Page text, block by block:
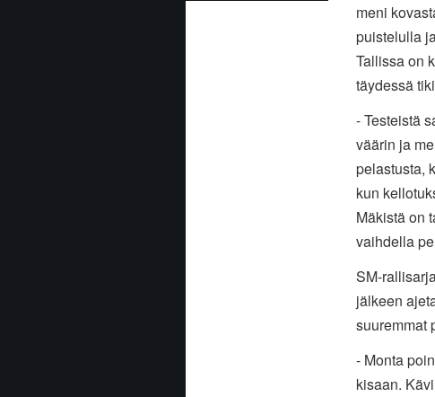
meni
puistelulla
Tallissa on
täydessä
- Testeistä
väärin ja
pelastusta,
kun
Mäkistä on
vaihdella
SM-
jälkeen
suuremmat
- Monta
kisaan.